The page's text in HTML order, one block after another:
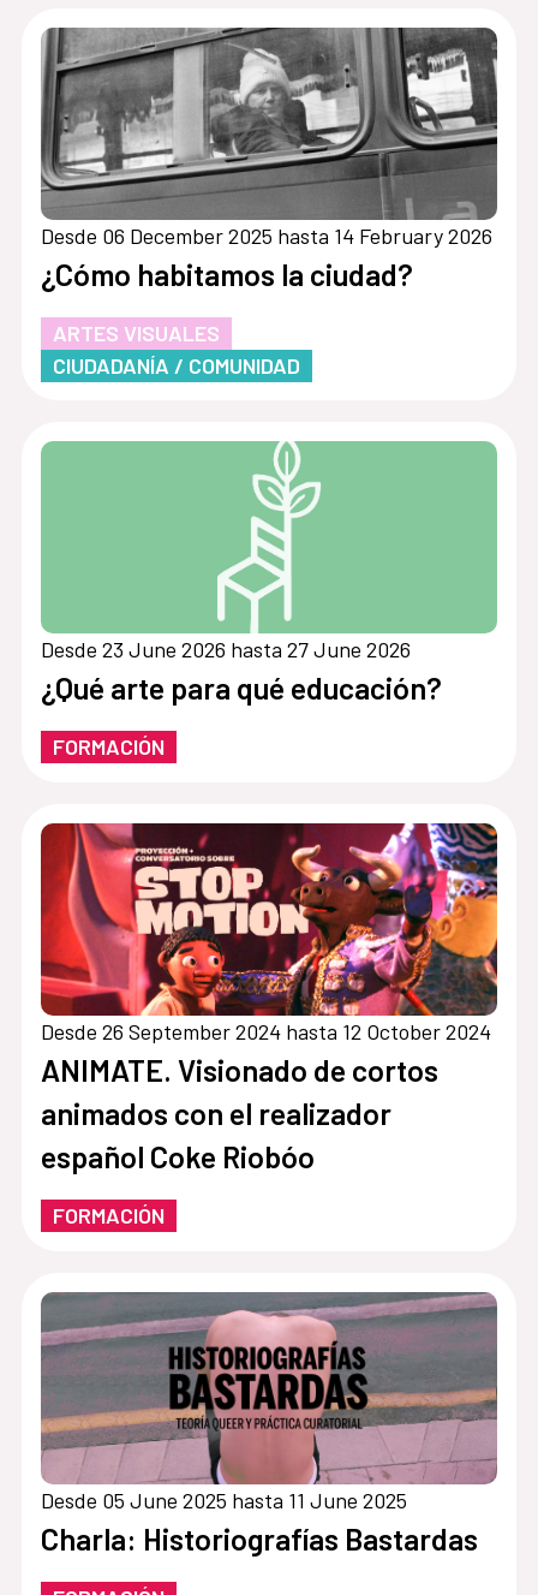
Desde 06 December 2025 hasta 14 February 2026
¿Cómo habitamos la ciudad?
ARTES VISUALES
CIUDADANÍA / COMUNIDAD
Desde 23 June 2026 hasta 27 June 2026
¿Qué arte para qué educación?
FORMACIÓN
Desde 26 September 2024 hasta 12 October 2024
ANIMATE. Visionado de cortos
animados con el realizador
español Coke Riobóo
FORMACIÓN
Desde 05 June 2025 hasta 11 June 2025
Charla: Historiografías Bastardas